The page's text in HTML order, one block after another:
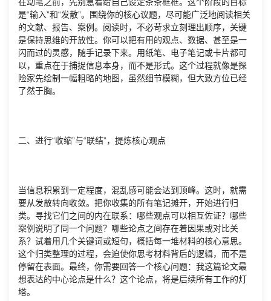
在动笔之前，先别急着给自己设定条条框框。这个阶段的目标
是“输入”和“发散”。围绕你的核心议题，尽可能广泛地阅读相关
的文献、报告、案例。阅读时，不必苛求立刻理出顺序，关键
是保持思维的开放性。你可以把有用的观点、数据、甚至是一
闪而过的灵感，随手记录下来。用纸笔、电子笔记或卡片都可
以，重点在于捕捉信息本身，而不是形式。这个过程就像是探
险家先绘制一幅粗略的地图，虽然细节模糊，但大致方位已经
了然于胸。
二、进行“收缩”与“联结”，提炼核心观点
当信息积累到一定程度，混乱感可能会达到顶峰。这时，就需
要从发散转向收敛。把你收集的所有笔记摊开，开始进行归
类。寻找它们之间的内在联系：哪些观点可以相互佐证？哪些
案例说明了同一个问题？哪些论点之间存在着因果或对比关
系？试着用几个关键词或短句，概括每一堆材料的核心意思。
这个归类整理的过程，会迫使你思考材料背后的逻辑，而不是
停留在表面。最终，你需要回答一个核心问题：我这篇论文最
想表达的中心论点是什么？这个论点，将是后续所有工作的灯
塔。